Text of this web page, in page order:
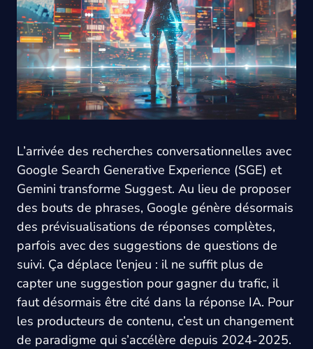
L’arrivée des recherches conversationnelles avec
Google Search Generative Experience (SGE) et
Gemini transforme Suggest. Au lieu de proposer
des bouts de phrases, Google génère désormais
des prévisualisations de réponses complètes,
parfois avec des suggestions de questions de
suivi. Ça déplace l’enjeu : il ne suffit plus de
capter une suggestion pour gagner du trafic, il
faut désormais être cité dans la réponse IA. Pour
les producteurs de contenu, c’est un changement
de paradigme qui s’accélère depuis 2024-2025.